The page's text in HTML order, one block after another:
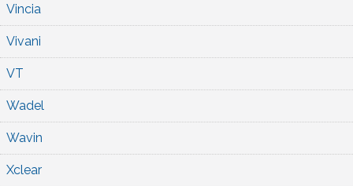
Vincia
Vivani
VT
Wadel
Wavin
Xclear